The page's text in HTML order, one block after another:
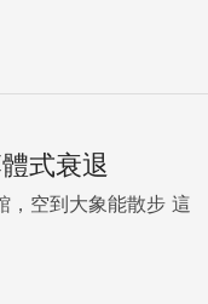
式衰退
，空到大象能散步 這